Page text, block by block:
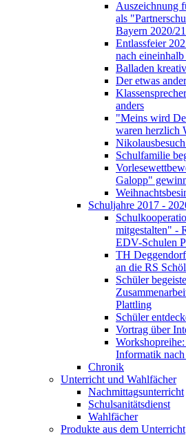
Auszeichnung
als
Bayern 2020/
Entlassfeier
nach
Balladen
Der etwas
anders
"Meins wird
waren herzlich
Schulfamilie
Galopp"
Schuljahre 2017 -
mitgestalten" -
EDV-Schulen
TH
an die RS
Schüler
Plattling
Schüler
Vortrag über
Informatik
Chronik
Unterricht und Wahlfächer
Nachmittagsunterricht
Schulsanitätsdienst
Wahlfächer
Produkte aus dem Unterricht